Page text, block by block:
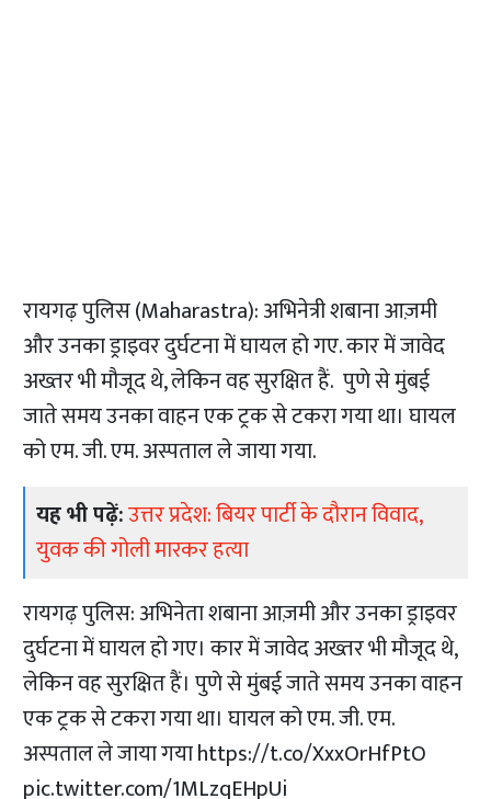
रायगढ़ पुलिस (Maharastra): अभिनेत्री शबाना आज़मी
और उनका ड्राइवर दुर्घटना में घायल हो गए. कार में जावेद
अख्तर भी मौजूद थे, लेकिन वह सुरक्षित हैं. पुणे से मुंबई
जाते समय उनका वाहन एक ट्रक से टकरा गया था। घायल
को एम. जी. एम. अस्पताल ले जाया गया.
यह भी पढ़ें:उत्तर प्रदेश: बियर पार्टी के दौरान विवाद,
युवक की गोली मारकर हत्या
रायगढ़ पुलिस: अभिनेता शबाना आज़मी और उनका ड्राइवर
दुर्घटना में घायल हो गए। कार में जावेद अख्तर भी मौजूद थे,
लेकिन वह सुरक्षित हैं। पुणे से मुंबई जाते समय उनका वाहन
एक ट्रक से टकरा गया था। घायल को एम. जी. एम.
अस्पताल ले जाया गयाhttps://t.co/XxxOrHfPtO
pic.twitter.com/1MLzqEHpUi